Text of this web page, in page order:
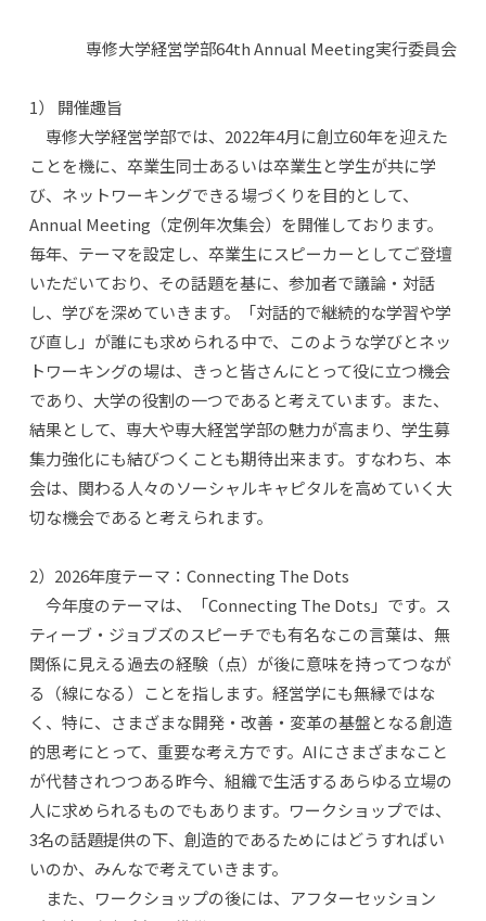
専修大学経営学部64th Annual Meeting実行委員会
1） 開催趣旨
専修大学経営学部では、2022年4月に創立60年を迎えた
ことを機に、卒業生同士あるいは卒業生と学生が共に学
び、ネットワーキングできる場づくりを目的として、
Annual Meeting（定例年次集会）を開催しております。
毎年、テーマを設定し、卒業生にスピーカーとしてご登壇
いただいており、その話題を基に、参加者で議論・対話
し、学びを深めていきます。「対話的で継続的な学習や学
び直し」が誰にも求められる中で、このような学びとネッ
トワーキングの場は、きっと皆さんにとって役に立つ機会
であり、大学の役割の一つであると考えています。また、
結果として、専大や専大経営学部の魅力が高まり、学生募
集力強化にも結びつくことも期待出来ます。すなわち、本
会は、関わる人々のソーシャルキャピタルを高めていく大
切な機会であると考えられます。
2）2026年度テーマ：Connecting The Dots
今年度のテーマは、「Connecting The Dots」です。ス
ティーブ・ジョブズのスピーチでも有名なこの言葉は、無
関係に見える過去の経験（点）が後に意味を持ってつなが
る（線になる）ことを指します。経営学にも無縁ではな
く、特に、さまざまな開発・改善・変革の基盤となる創造
的思考にとって、重要な考え方です。AIにさまざまなこと
が代替されつつある昨今、組織で生活するあらゆる立場の
人に求められるものでもあります。ワークショップでは、
3名の話題提供の下、創造的であるためにはどうすればい
いのか、みんなで考えていきます。
また、ワークショップの後には、アフターセッション